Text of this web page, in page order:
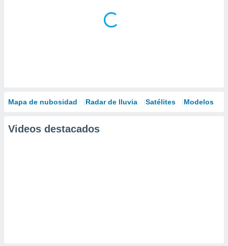
Mapa de nubosidad Radar de lluvia Satélites Modelos
Videos destacados